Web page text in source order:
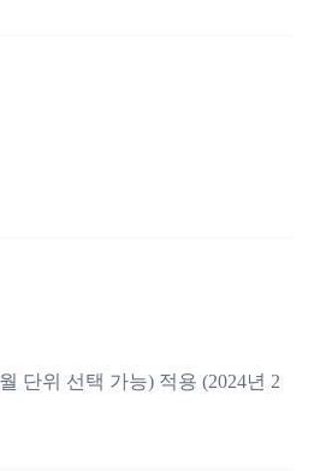
단위 선택 가능) 적용 (2024년 2